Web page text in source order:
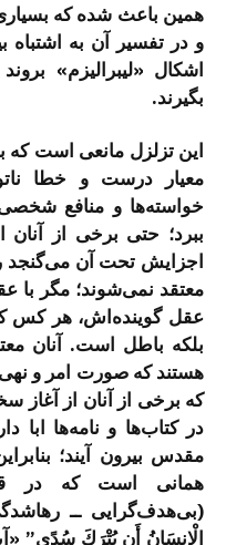
همین باعث شده که بسیاری
و در تفسیر آن به اشتباه
اشکال «لیبرالیزم»
بگیرند.
این تزلزل مانعی است که
معیار درست و خطا
خواسته‌ها و منافع
ببرد؛ حتی برخی از
اجزایش تحت آن می‌گنجد
معتقد نمی‌شوند؛ مگر با
عقل گوینده‌اش، هر کس که
بلکه باطل است. آنان
هستند که صورت امر و نهی
که برخی از آنان از آغاز
در کتاب‌ها و نامه‌ها ابا
مقدس بیرون آیند؛
همانی است که در
(بی‌هدف‌گرایی ــ
الْإِنسَانُ أَن يُتْرَكَ سُدًى”